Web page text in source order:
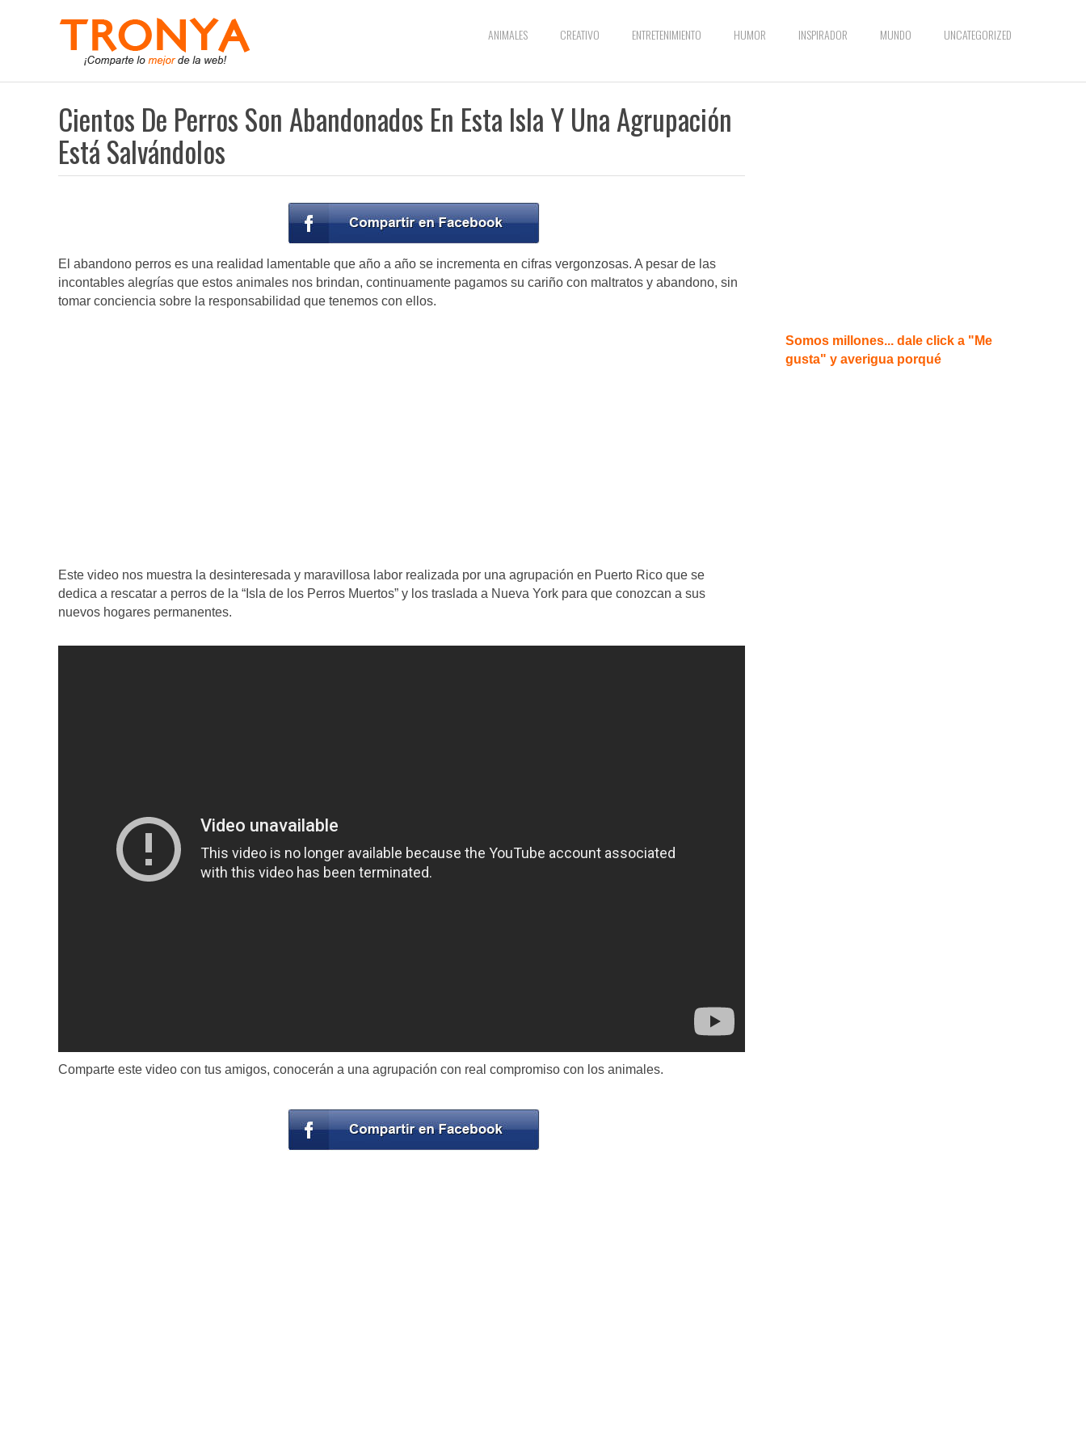
ANIMALES CREATIVO ENTRETENIMIENTO HUMOR INSPIRADOR MUNDO UNCATEGORIZED
Cientos De Perros Son Abandonados En Esta Isla Y Una Agrupación
Está Salvándolos
El abandono perros es una realidad lamentable que año a año se incrementa en cifras vergonzosas. A pesar de las
incontables alegrías que estos animales nos brindan, continuamente pagamos su cariño con maltratos y abandono, sin
tomar conciencia sobre la responsabilidad que tenemos con ellos.
Este video nos muestra la desinteresada y maravillosa labor realizada por una agrupación en Puerto Rico que se
dedica a rescatar a perros de la “Isla de los Perros Muertos” y los traslada a Nueva York para que conozcan a sus
nuevos hogares permanentes.
Comparte este video con tus amigos, conocerán a una agrupación con real compromiso con los animales.
Somos millones... dale click a "Me
gusta" y averigua porqué